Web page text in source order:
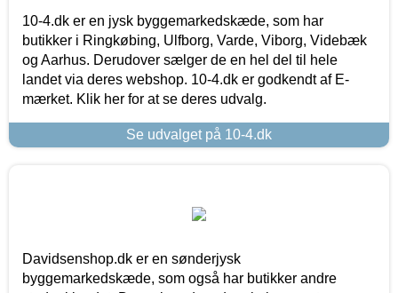
10-4.dk er en jysk byggemarkedskæde, som har
butikker i Ringkøbing, Ulfborg, Varde, Viborg, Videbæk
og Aarhus. Derudover sælger de en hel del til hele
landet via deres webshop. 10-4.dk er godkendt af E-
mærket. Klik her for at se deres udvalg.
Se udvalget på 10-4.dk
Davidsenshop.dk er en sønderjysk
byggemarkedskæde, som også har butikker andre